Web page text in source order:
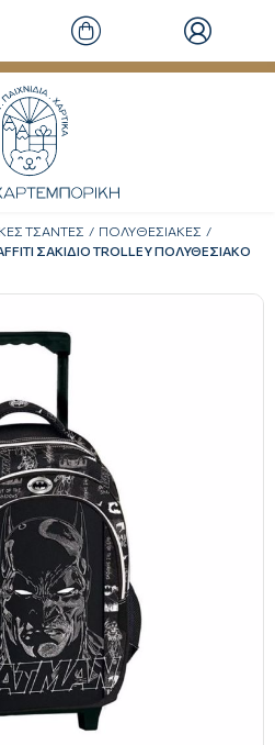
ΤΣΑΝΤΕΣ
ΠΟΛΥΘΕΣΙΑΚΕΣ
ΣΑΚΙΔΙΟ TROLLEY ΠΟΛΥΘΕΣΙΑΚΟ